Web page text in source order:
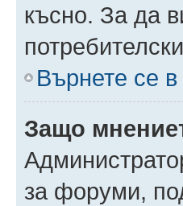
късно. За да
Върнете се в
Защо
за форуми,